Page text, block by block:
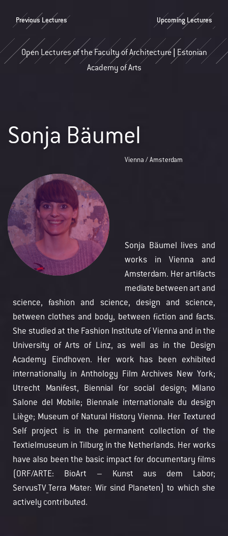
Previous Lectures Upcoming Lectures
Open Lectures of the Faculty of Architecture | Estonian
Academy of Arts
Sonja Bäumel
Vienna / Amsterdam
Sonja Bäumel lives and
works in Vienna and
Amsterdam. Her artifacts
mediate between art and
science, fashion and science, design and science,
between clothes and body, between fiction and facts.
She studied at the Fashion Institute of Vienna and in the
University of Arts of Linz, as well as in the Design
Academy Eindhoven. Her work has been exhibited
internationally in Anthology Film Archives New York;
Utrecht Manifest, Biennial for social design; Milano
Salone del Mobile; Biennale internationale du design
Liège; Museum of Natural History Vienna. Her Textured
Self project is in the permanent collection of the
Textielmuseum in Tilburg in the Netherlands. Her works
have also been the basic impact for documentary films
(ORF/ARTE: BioArt – Kunst aus dem Labor;
ServusTV_Terra Mater: Wir sind Planeten) to which she
actively contributed.